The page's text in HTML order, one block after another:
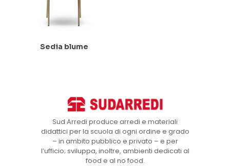
Sedia blume
Sud Arredi produce arredi e materiali
didattici per la scuola di ogni ordine e grado
– in ambito pubblico e privato – e per
l’ufficio; sviluppa, inoltre, ambienti dedicati al
food e al no food.